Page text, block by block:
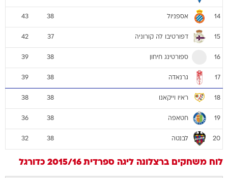
14 אספניול 38
43
15 דפורטיבו לה קורוניה 37
42
16 ספורטינג חיחון 38
39
17 גרנאדה 38
39
18 ראיו וייקאנו 38
38
19 חטאפה 38
36
20 לבנטה 38
32
לוח משחקים ברצלונה ליגה ספרדית 2015/16 כדורגל